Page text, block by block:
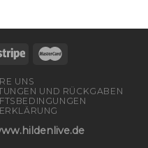
UNS
UND RÜCKGABEN